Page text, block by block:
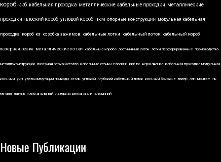
короб ккб кабельная проходка металлические кабельные проходки металлические
проходки плоский короб угловой короб пкм опорные конструкции модульная кабельная
проходка короб кз коробка зажимов кабельные лотки кабельный лоток кабельный короб
лазерная резка металлические лотки кабельные короба лестничный лоток лотки перфорированные производство
металлоконструкций лазерная резка металла кабельные стойки плоский ккб по нержавейка кабельная проходка модульная
косынки укп узел коммутации привода сталь угловой глубокий кабельный лоток косынки боковые лазер лэп монтаж пк
металл латунь трехканальный лазерная резка стали алюминий
Новые Публикации